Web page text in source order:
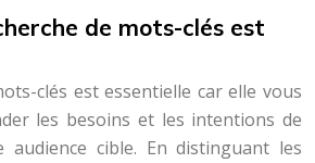
de mots-clés est
clés est essentielle car elle vous
les besoins et les intentions de
audience cible. En distinguant les